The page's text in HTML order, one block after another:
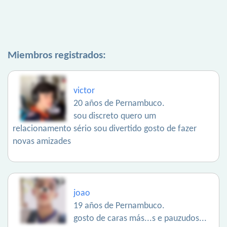
Miembros registrados:
victor
20 años de Pernambuco.
sou discreto quero um
relacionamento sério sou divertido gosto de fazer
novas amizades
joao
19 años de Pernambuco.
gosto de caras más...s e pauzudos...